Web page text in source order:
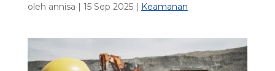
oleh annisa | 15 Sep 2025| Keamanan